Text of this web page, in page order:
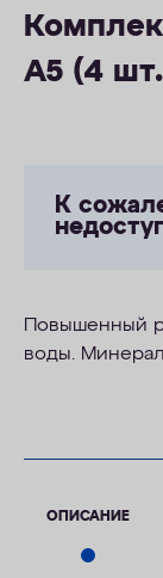
А5 (4
К
Повышенный
воды.
ОПИСАНИЕ